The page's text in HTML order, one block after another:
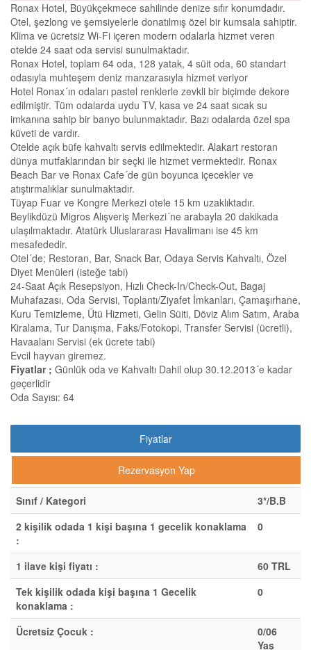
Ronax Hotel, Büyükçekmece sahilinde denize sıfır konumdadır.
Otel, şezlong ve şemsiyelerle donatılmış özel bir kumsala sahiptir.
Klima ve ücretsiz Wi-Fi içeren modern odalarla hizmet veren
otelde 24 saat oda servisi sunulmaktadır.
Ronax Hotel, toplam 64 oda, 128 yatak, 4 süit oda, 60 standart
odasıyla muhteşem deniz manzarasıyla hizmet veriyor
Hotel Ronax´ın odaları pastel renklerle zevkli bir biçimde dekore
edilmiştir. Tüm odalarda uydu TV, kasa ve 24 saat sıcak su
imkanına sahip bir banyo bulunmaktadır. Bazı odalarda özel spa
küveti de vardır.
Otelde açık büfe kahvaltı servis edilmektedir. Alakart restoran
dünya mutfaklarından bir seçki ile hizmet vermektedir. Ronax
Beach Bar ve Ronax Cafe´de gün boyunca içecekler ve
atıştırmalıklar sunulmaktadır.
Tüyap Fuar ve Kongre Merkezi otele 15 km uzaklıktadır.
Beylikdüzü Migros Alışveriş Merkezi´ne arabayla 20 dakikada
ulaşılmaktadır. Atatürk Uluslararası Havalimanı ise 45 km
mesafededir.
Otel´de; Restoran, Bar, Snack Bar, Odaya Servis Kahvaltı, Özel
Diyet Menüleri (isteğe tabi)
24-Saat Açık Resepsiyon, Hızlı Check-In/Check-Out, Bagaj
Muhafazası, Oda Servisi, Toplantı/Ziyafet İmkanları, Çamaşırhane,
Kuru Temizleme, Ütü Hizmeti, Gelin Süiti, Döviz Alım Satım, Araba
Kiralama, Tur Danışma, Faks/Fotokopi, Transfer Servisi (ücretli),
Havaalanı Servisi (ek ücrete tabi)
Evcil hayvan giremez.
Fiyatlar ; Günlük oda ve Kahvaltı Dahil olup 30.12.2013´e kadar
geçerlidir
Oda Sayısı: 64
Fiyatlar
Rezervasyon Yap
Sınıf / Kategori
3*/B.B
2 kişilik odada 1 kişi başına 1 gecelik konaklama
:
0
1 ilave kişi fiyatı :
60 TRL
Tek kişilik odada kişi başına 1 Gecelik
konaklama :
0
Ücretsiz Çocuk :
0/06
Yaş